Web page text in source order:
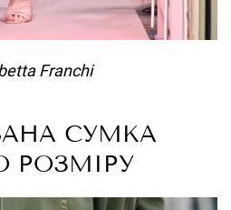
Franchi
СУМКА
РОЗМІРУ